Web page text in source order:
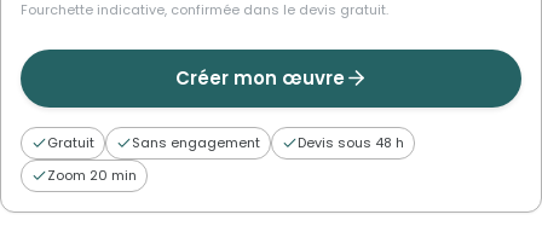
Fourchette indicative, confirmée dans le devis gratuit.
Créer mon œuvre
Gratuit Sans engagement
Devis sous 48 h
Zoom 20 min